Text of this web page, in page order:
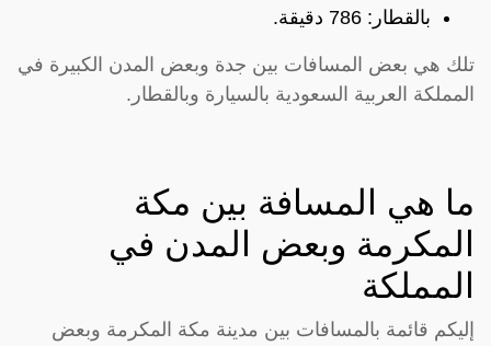
بالقطار: 786 دقيقة.
تلك هي بعض المسافات بين جدة وبعض المدن الكبيرة في
المملكة العربية السعودية بالسيارة وبالقطار.
ما هي المسافة بين مكة
المكرمة وبعض المدن في
المملكة
إليكم قائمة بالمسافات بين مدينة مكة المكرمة وبعض